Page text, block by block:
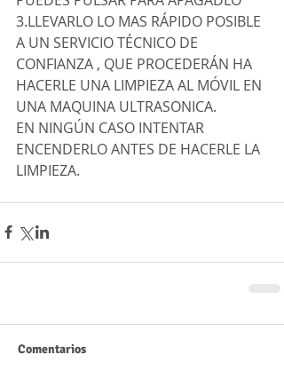
3.LLEVARLO LO MAS RÁPIDO POSIBLE
A UN SERVICIO TÉCNICO DE
CONFIANZA , QUE PROCEDERÁN HA
HACERLE UNA LIMPIEZA AL MÓVIL EN
UNA MAQUINA ULTRASONICA.
EN NINGÚN CASO INTENTAR
ENCENDERLO ANTES DE HACERLE LA
LIMPIEZA.
Comentarios